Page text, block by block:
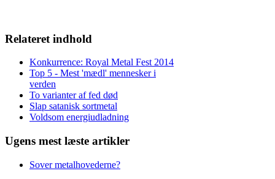
Relateret indhold
Konkurrence: Royal Metal Fest 2014
Top 5 - Mest 'mædl' mennesker i
verden
To varianter af fed død
Slap satanisk sortmetal
Voldsom energiudladning
Ugens mest læste artikler
Sover metalhovederne?